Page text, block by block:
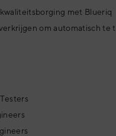
met Blueriq
om automatisch te